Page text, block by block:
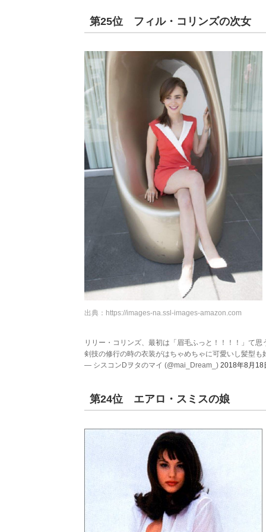
第25位 フィル・コリンズの次女
出典： https://images-na.ssl-images-amazon.com
リリー・コリンズ、最初は「眉毛ふっと！！！！」て
剣技の修行の時の衣装がはちゃめちゃに可愛いし髪型
— シスコンDヲタのマイ (@mai_Dream_) 2018年8月18
第24位 エアロ・スミスの娘